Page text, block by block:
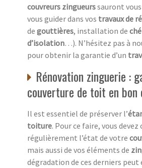
couvreurs zingueurssauront
vous guider dans vos travaux de
de gouttières, installation de
d’isolation…). N’hésitez pas à
pour obtenir la garantie d’un
Rénovation zinguerie :
couverture de toit en
Il est essentiel de préserver l’
toiture. Pour ce faire, vous
régulièrement l’état de votre
mais aussi de vos éléments de
dégradation de ces derniers